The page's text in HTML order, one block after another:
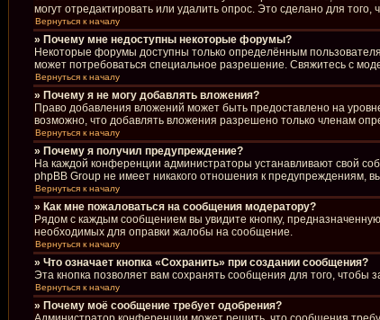
могут отредактировать или удалить опрос. Это сделано для
Вернуться к началу
» Почему мне недоступны некоторые форумы?
Некоторые форумы доступны только определённым
может потребоваться специальное разрешение. Свяжитесь с
Вернуться к началу
» Почему я не могу добавлять вложения?
Право добавления вложений может быть предоставлено на
возможно, что добавлять вложения разрешено только членам
Вернуться к началу
» Почему я получил предупреждение?
На каждой конференции администраторы устанавливают свой
phpBB Group не имеет никакого отношения к предупреждениям,
Вернуться к началу
» Как мне пожаловаться на сообщения модератору?
Рядом с каждым сообщением вы увидите кнопку,
необходимых для оправки жалобы на сообщение.
Вернуться к началу
» Что означает кнопка «Сохранить» при создании сообщения?
Эта кнопка позволяет вам сохранять сообщения для того, чтобы
Вернуться к началу
» Почему моё сообщение требует одобрения?